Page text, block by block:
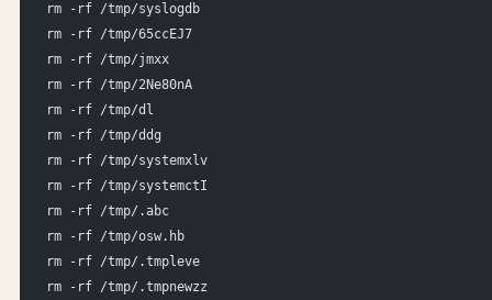
rm -rf /tmp/syslogdb
rm -rf /tmp/65ccEJ7
rm -rf /tmp/jmxx
rm -rf /tmp/2Ne80nA
rm -rf /tmp/dl
rm -rf /tmp/ddg
rm -rf /tmp/systemxlv
rm -rf /tmp/systemctI
rm -rf /tmp/.abc
rm -rf /tmp/osw.hb
rm -rf /tmp/.tmpleve
rm -rf /tmp/.tmpnewzz